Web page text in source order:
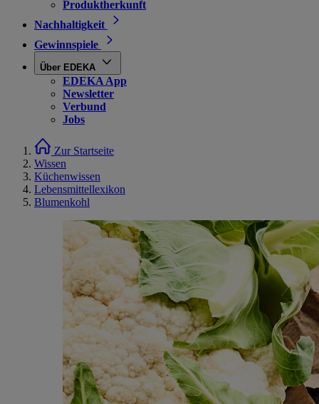
Produktherkunft
Nachhaltigkeit
Gewinnspiele
Über EDEKA
EDEKA App
Newsletter
Verbund
Jobs
Zur Startseite
Wissen
Küchenwissen
Lebensmittellexikon
Blumenkohl